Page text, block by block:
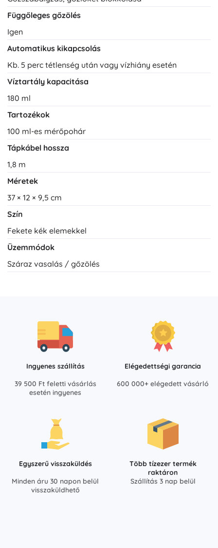
Függőleges gőzölés
Igen
Automatikus kikapcsolás
Kb. 5 perc tétlenség után vagy vízhiány esetén
Víz­tartály kapacitása
180 ml
Tartozékok
100 ml-es mérőpohár
Tápkábel hossza
1,8 m
Méretek
37 × 12 × 9,5 cm
Szín
Fekete kék elemekkel
Üzemmódok
Száraz vasalás / gőzölés
Ingyenes szállítás
39 500 Ft feletti vásárlás
esetén ingyenes
Elégedettségi garancia
600 000+ elégedett vásárló
Egyszerű visszaküldés
Minden áru 30 napon belül
visszaküldhető
Több tízezer termék
raktáron
Szállítás 3 nap belül